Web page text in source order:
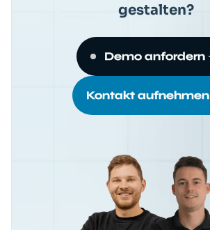
gestalten?
Demo anfordern
Kontakt aufnehmen